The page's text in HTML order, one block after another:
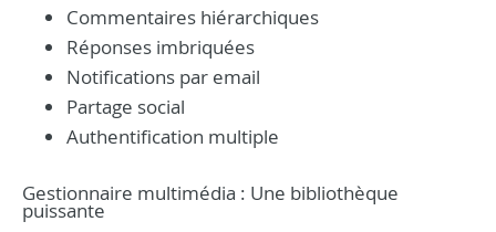
Commentaires hiérarchiques
Réponses imbriquées
Notifications par email
Partage social
Authentification multiple
Gestionnaire multimédia : Une bibliothèque
puissante